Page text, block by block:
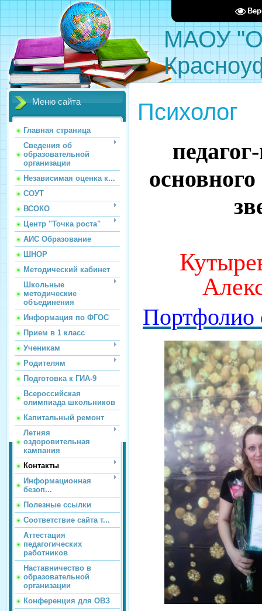
МАОУ
Меню сайта
Главная страница
Сведения об
образовательной
организации
Независимая оценка к...
СОУТ
ВСОКО
Центр "Точка роста"
АИС Образование
ШНОР
Методический кабинет
Школьные
методические
объединения
Информация по ФГОС
Прием в 1 класс
Ученикам
Родителям
Подготовка к ГИА-9
Всероссийская
олимпиада школьников
Капитальный ремонт
Летняя
оздоровительная
кампания
Контакты
Информационная
безоп...
Полезные ссылки
Соответствие сайта т...
Аттестация
педагогических
работников
Наставничество в
образовательной
организации
Конференция для ОВЗ
Психолог
Портфолио